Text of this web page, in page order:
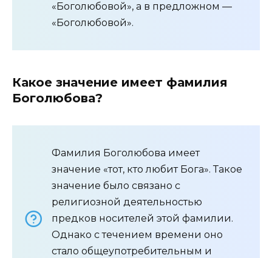
«Боголюбовой», а в предложном —
«Боголюбовой».
Какое значение имеет фамилия
Боголюбова?
Фамилия Боголюбова имеет
значение «тот, кто любит Бога». Такое
значение было связано с
религиозной деятельностью
предков носителей этой фамилии.
Однако с течением времени оно
стало общеупотребительным и